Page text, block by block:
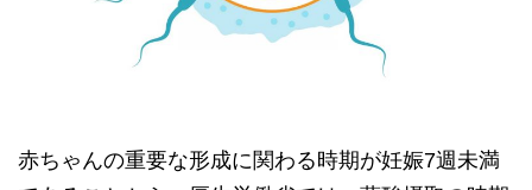
赤ちゃんの重要な形成に関わる時期が妊娠7週未満